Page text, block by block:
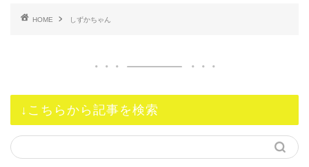
HOME しずかちゃん
↓こちらから記事を検索